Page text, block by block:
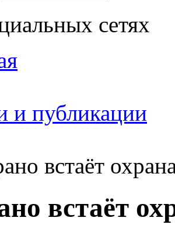
сетях
и публикации
встаёт
встаёт